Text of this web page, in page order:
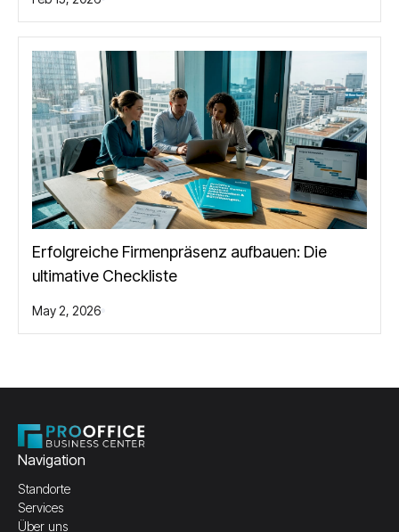
Erfolgreiche Firmenpräsenz aufbauen: Die
ultimative Checkliste
May 2, 2026
Navigation
Standorte
Services
Über uns